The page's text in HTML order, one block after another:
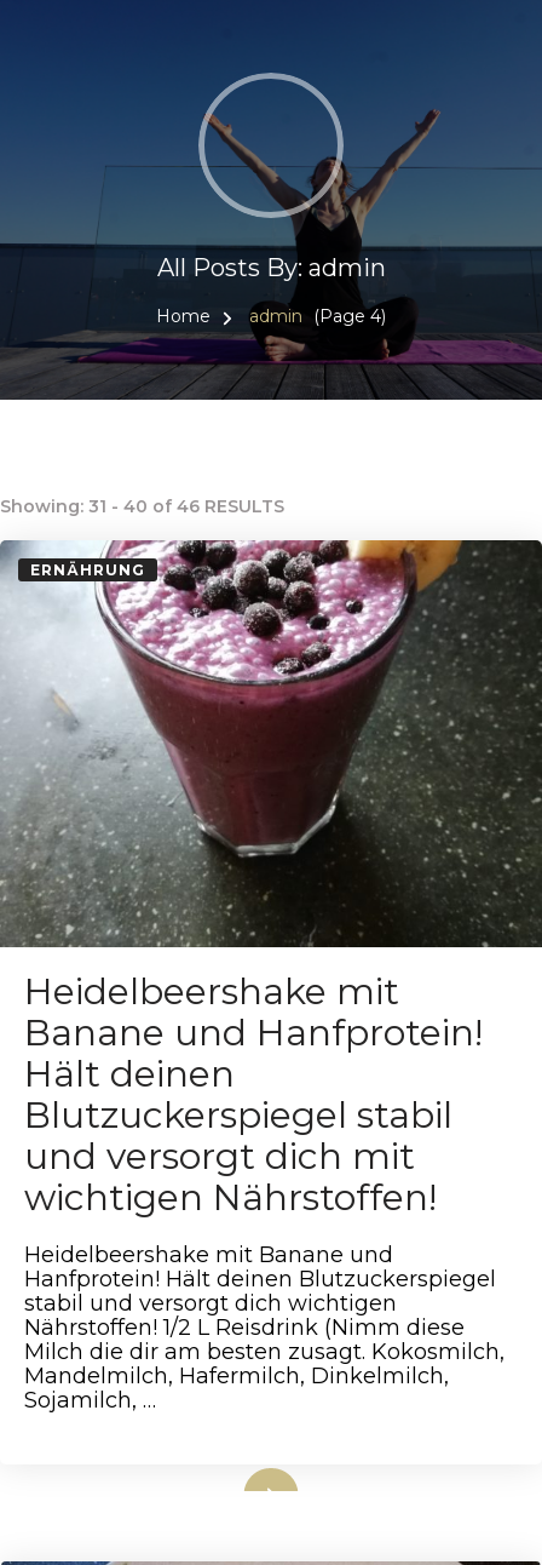
All Posts By: admin
Home admin (Page 4)
Showing: 31 - 40 of 46 RESULTS
ERNÄHRUNG
Heidelbeershake mit
Banane und Hanfprotein!
Hält deinen
Blutzuckerspiegel stabil
und versorgt dich mit
wichtigen Nährstoffen!
Heidelbeershake mit Banane und
Hanfprotein! Hält deinen Blutzuckerspiegel
stabil und versorgt dich wichtigen
Nährstoffen! 1/2 L Reisdrink (Nimm diese
Milch die dir am besten zusagt. Kokosmilch,
Mandelmilch, Hafermilch, Dinkelmilch,
Sojamilch, …